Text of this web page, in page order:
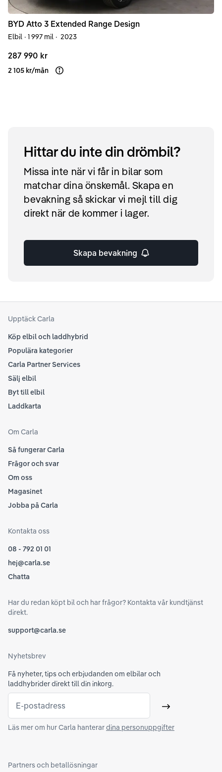
BYD Atto 3 Extended Range Design
Elbil · 1 997 mil · 2023
287 990 kr
2 105 kr/mån Läs mer om finansiering
Hittar du inte din drömbil?
Missa inte när vi får in bilar som
matchar dina önskemål. Skapa en
bevakning så skickar vi mejl till dig
direkt när de kommer i lager.
Skapa bevakning
Upptäck Carla
Köp elbil och laddhybrid
Populära kategorier
Carla Partner Services
Sälj elbil
Byt till elbil
Laddkarta
Om Carla
Så fungerar Carla
Frågor och svar
Om oss
Magasinet
Jobba på Carla
Kontakta oss
08 - 792 01 01
hej@carla.se
Chatta
Har du redan köpt bil och har frågor? Kontakta vår kundtjänst
direkt.
support@carla.se
Nyhetsbrev
Få nyheter, tips och erbjudanden om elbilar och
laddhybrider direkt till din inkorg.
E-postadress Skicka
Läs mer om hur Carla hanterardina personuppgifter
Partners och betallösningar